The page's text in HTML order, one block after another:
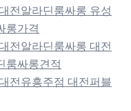
전알라딘룸싸롱 유성
롱가격
전알라딘룸싸롱 대전
룸싸롱견적
전유흥주점 대전퍼블